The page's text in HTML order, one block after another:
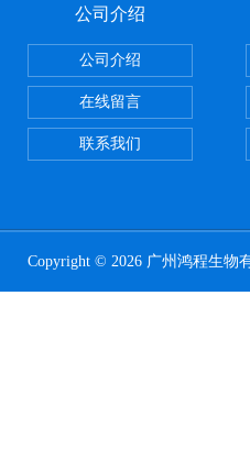
公司介绍
公司介绍
在线留言
联系我们
Copyright © 2026 广州鸿程生物